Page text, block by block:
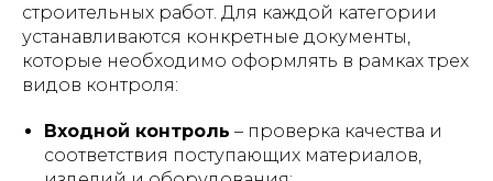
строительных работ. Для каждой категории
устанавливаются конкретные документы,
которые необходимо оформлять в рамках трех
видов контроля:
Входной контроль – проверка качества и
соответствия поступающих материалов,